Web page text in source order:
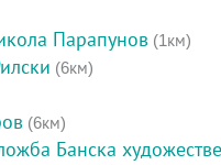
Парапунов (1км)
(6км)
(6км)
Банска